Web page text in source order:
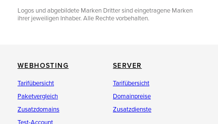
Logos und abgebildete Marken Dritter sind eingetragene Marken
ihrer jeweiligen Inhaber. Alle Rechte vorbehalten.
WEBHOSTING
Tarifübersicht
Paketvergleich
Zusatzdomains
SERVER
Tarifübersicht
Domainpreise
Zusatzdienste